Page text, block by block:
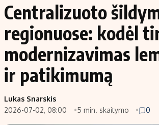
Aplinka
Verslas
Energetika
Ekonomika
Politika
NT ir statybos
Įmonės
Žemės ūkis
Laisvalaikis
Centralizuoto
regionuose: kodėl
modernizavimas
ir patikimumą
Lukas Snarskis
2026-07-02, 08:00
5 min. skaitymo 0